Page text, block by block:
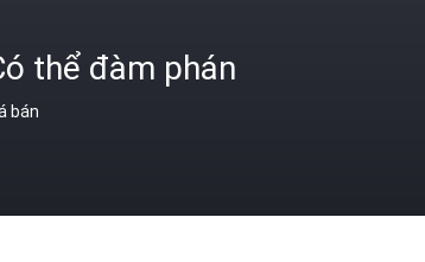
thể đàm phán
bán